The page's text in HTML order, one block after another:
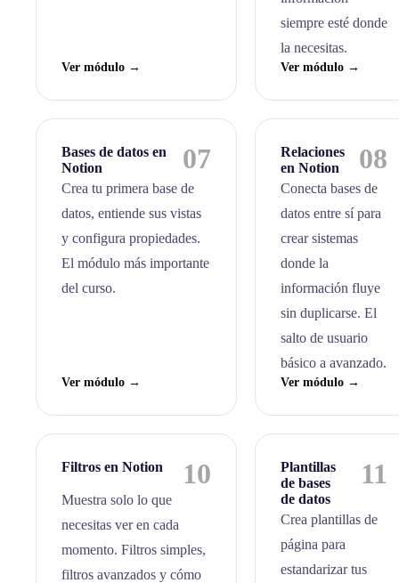
Ver módulo →
siempre esté donde
la necesitas.
Ver módulo →
Bases de datos en
Notion
07
Crea tu primera base de
datos, entiende sus vistas
y configura propiedades.
El módulo más importante
del curso.
Ver módulo →
Relaciones
en Notion
08
Conecta bases de
datos entre sí para
crear sistemas
donde la
información fluye
sin duplicarse. El
salto de usuario
básico a avanzado.
Ver módulo →
Filtros en Notion 10
Muestra solo lo que
necesitas ver en cada
momento. Filtros simples,
filtros avanzados y cómo
Plantillas
de bases
de datos
11
Crea plantillas de
página para
estandarizar tus